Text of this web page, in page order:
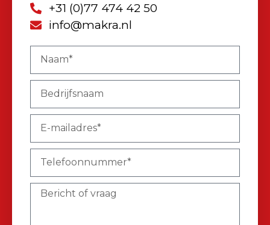
+31 (0)77 474 42 50
info@makra.nl